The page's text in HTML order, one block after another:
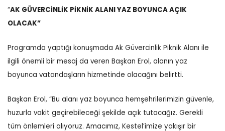
“AK GÜVERCİNLİK PİKNİK ALANI YAZ BOYUNCA AÇIK
OLACAK”
Programda yaptığı konuşmada Ak Güvercinlik Piknik Alanı ile
ilgili önemli bir mesaj da veren Başkan Erol, alanın yaz
boyunca vatandaşların hizmetinde olacağını belirtti.
Başkan Erol, “Bu alanı yaz boyunca hemşehrilerimizin güvenle,
huzurla vakit geçirebileceği şekilde açık tutacağız. Gerekli
tüm önlemleri alıyoruz. Amacımız, Kestel’imize yakışır bir